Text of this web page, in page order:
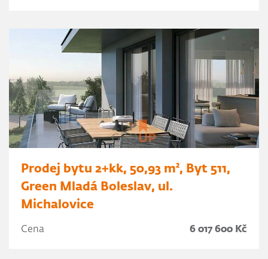
Prodej bytu 2+kk, 50,93 m², Byt 511,
Green Mladá Boleslav, ul.
Michalovice
Cena 6 017 600 Kč